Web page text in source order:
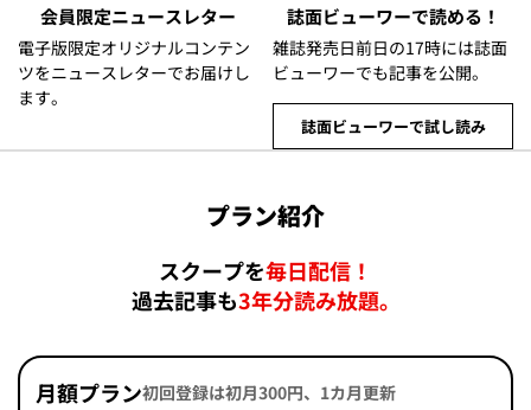
会員限定ニュースレター
電子版限定オリジナルコンテン
ツをニュースレターでお届けし
ます。
誌面ビューワーで読める！
雑誌発売日前日の17時には誌面
ビューワーでも記事を公開。
誌面ビューワーで試し読み
プラン紹介
スクープを毎日配信！
過去記事も3年分読み放題。
月額プラン初回登録は初月300円、1カ月更新